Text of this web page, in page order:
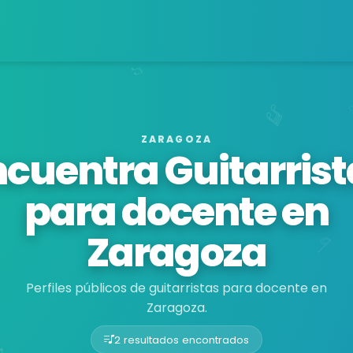
ZARAGOZA
para docente en
Zaragoza
Perfiles públicos de guitarristas para docente en
Zaragoza.
2 resultados encontrados